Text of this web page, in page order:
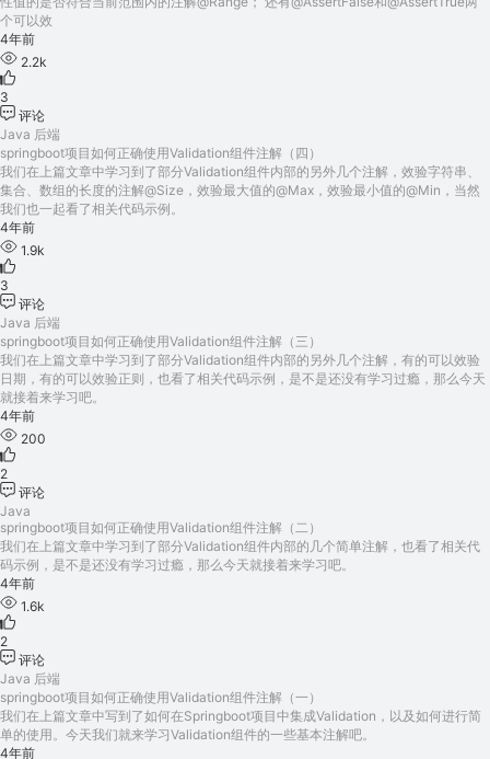
个可以效
4年前
2.2k
3
评论
Java 后端
springboot项目如何正确使用Validation组件注解（四）
我们在上篇文章中学习到了部分Validation组件内部的另外几个注解，效验字符串、
集合、数组的长度的注解@Size，效验最大值的@Max，效验最小值的@Min，当然
我们也一起看了相关代码示例。
4年前
1.9k
3
评论
Java 后端
springboot项目如何正确使用Validation组件注解（三）
我们在上篇文章中学习到了部分Validation组件内部的另外几个注解，有的可以效验
日期，有的可以效验正则，也看了相关代码示例，是不是还没有学习过瘾，那么今天
就接着来学习吧。
4年前
200
2
评论
Java
springboot项目如何正确使用Validation组件注解（二）
我们在上篇文章中学习到了部分Validation组件内部的几个简单注解，也看了相关代
码示例，是不是还没有学习过瘾，那么今天就接着来学习吧。
4年前
1.6k
2
评论
Java 后端
springboot项目如何正确使用Validation组件注解（一）
我们在上篇文章中写到了如何在Springboot项目中集成Validation，以及如何进行简
单的使用。今天我们就来学习Validation组件的一些基本注解吧。
4年前